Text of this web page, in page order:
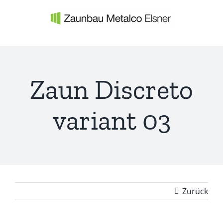
Zaun Discreto
variant 03
Zurück